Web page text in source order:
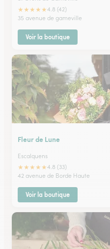
★★★★★4.8 (42)
35 avenue de gameville
Voir la boutique
Fleur de Lune
Escalquens
★★★★★4.8 (33)
42 avenue de Borde Haute
Voir la boutique